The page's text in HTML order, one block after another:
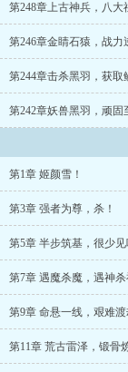
第248章上古神兵，八大
第246章金睛石猿，战力
第244章击杀黑羽，获取
第242章妖兽黑羽，顽固
第1章 姬颜雪！
第3章 强者为尊，杀！
第5章 半步筑基，很少见
第7章 遇魔杀魔，遇神杀
第9章 命悬一线，艰难渡
第11章 荒古雷泽，锻骨